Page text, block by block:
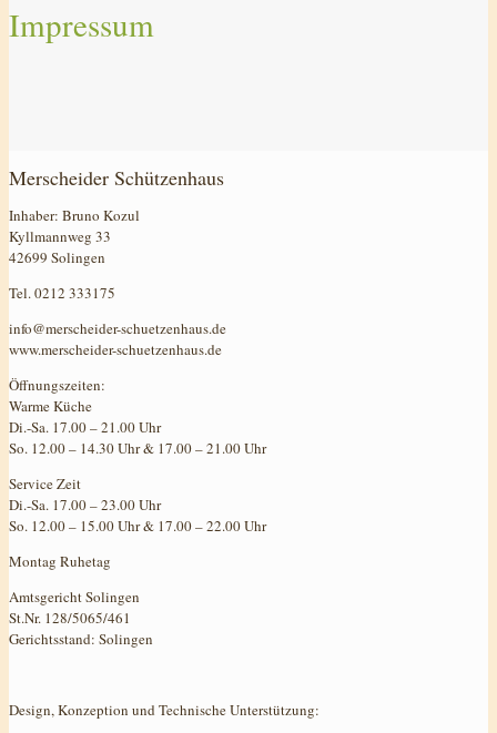
Impressum
Merscheider Schützenhaus
Inhaber: Bruno Kozul
Kyllmannweg 33
42699 Solingen
Tel. 0212 333175
info@merscheider-schuetzenhaus.de
www.merscheider-schuetzenhaus.de
Öffnungszeiten:
Warme Küche
Di.-Sa. 17.00 – 21.00 Uhr
So. 12.00 – 14.30 Uhr & 17.00 – 21.00 Uhr
Service Zeit
Di.-Sa. 17.00 – 23.00 Uhr
So. 12.00 – 15.00 Uhr & 17.00 – 22.00 Uhr
Montag Ruhetag
Amtsgericht Solingen
St.Nr. 128/5065/461
Gerichtsstand: Solingen
Design, Konzeption und Technische Unterstützung: